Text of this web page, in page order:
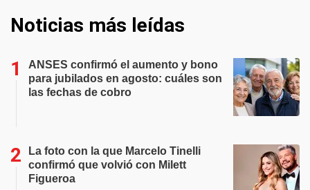
Noticias más leídas
ANSES confirmó el aumento y bono
para jubilados en agosto: cuáles son
las fechas de cobro
La foto con la que Marcelo Tinelli
confirmó que volvió con Milett
Figueroa